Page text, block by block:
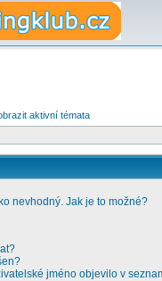
aktivní témata
nevhodný. Jak je to možné?
jméno objevilo v